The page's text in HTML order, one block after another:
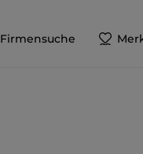
Firmensuche